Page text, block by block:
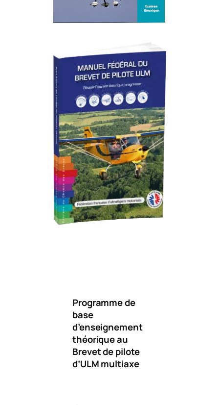
Programme de
base
d’enseignement
théorique au
Brevet de pilote
d’ULM multiaxe